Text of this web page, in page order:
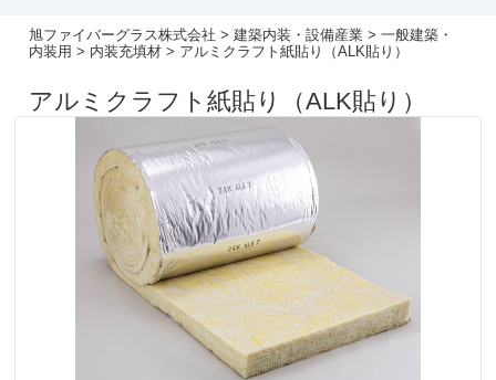
旭ファイバーグラス株式会社 >建築内装・設備産業 >一般建築・
内装用 > 内装充填材 > アルミクラフト紙貼り（ALK貼り）
アルミクラフト紙貼り（ALK貼り）